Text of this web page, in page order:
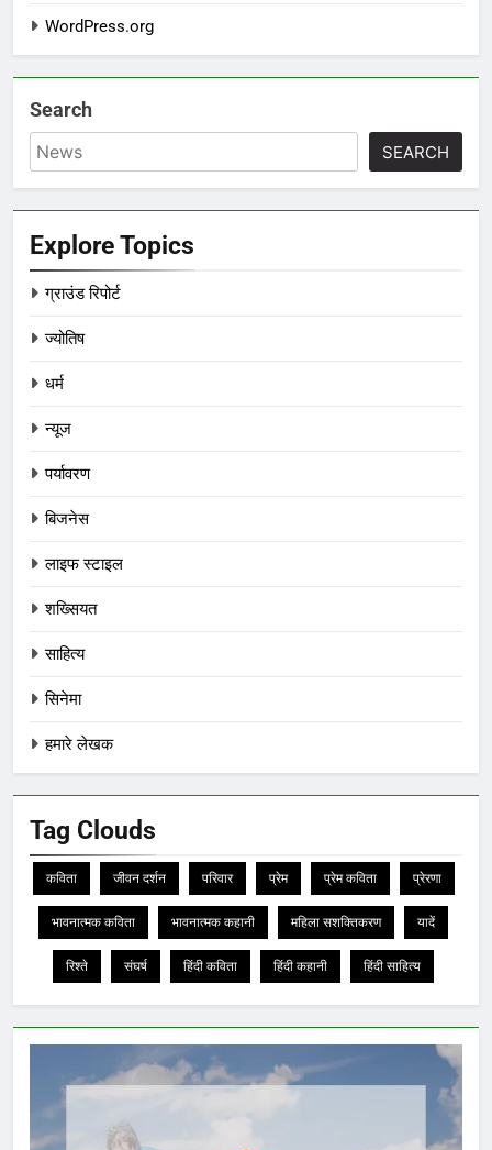
WordPress.org
Search
SEARCH
Explore Topics
ग्राउंड रिपोर्ट
ज्योतिष
धर्म
न्यूज
पर्यावरण
बिजनेस
लाइफ स्टाइल
शख्सियत
साहित्य
सिनेमा
हमारे लेखक
Tag Clouds
कविता जीवन दर्शन परिवार प्रेम प्रेम कविता प्रेरणा
भावनात्मक कविता भावनात्मक कहानी महिला सशक्तिकरण यादें
रिश्ते संघर्ष हिंदी कविता हिंदी कहानी हिंदी साहित्य